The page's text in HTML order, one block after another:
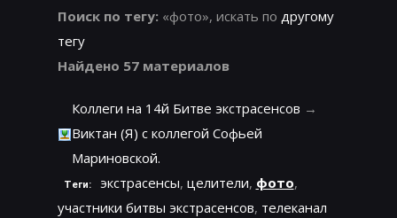
Поиск по тегу: «фото», искать по другому
тегу
Найдено 57 материалов
Коллеги на 14й Битве экстрасенсов →
Виктан (Я) с коллегой Софьей
Мариновской.
Теги: экстрасенсы, целители, фото,
участники битвы экстрасенсов, телеканал